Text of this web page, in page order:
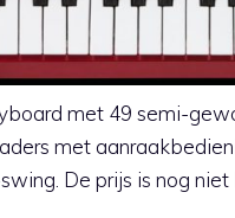
met 49 semi-
met
De prijs is nog